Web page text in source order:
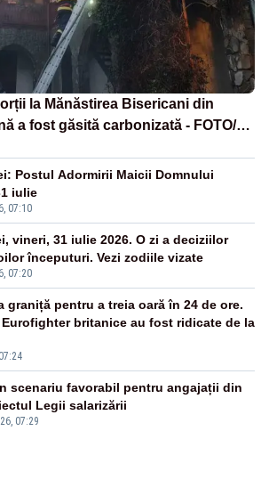
la Mănăstirea Bisericani din
a fost găsită carbonizată - FOTO/
07:10
Postul Adormirii Maicii Domnului
iulie
07:20
vineri, 31 iulie 2026. O zi a deciziilor
începuturi. Vezi zodiile vizate
graniță pentru a treia oară în 24 de ore.
Eurofighter britanice au fost ridicate de la
07:29
scenariu favorabil pentru angajații din
Legii salarizării